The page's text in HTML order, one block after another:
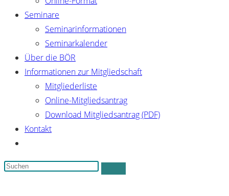
Seminare
Seminarinformationen
Seminarkalender
Über die BÖR
Informationen zur Mitgliedschaft
Mitgliederliste
Online-Mitgliedsantrag
Download Mitgliedsantrag (PDF)
Kontakt
umschalten
Diese